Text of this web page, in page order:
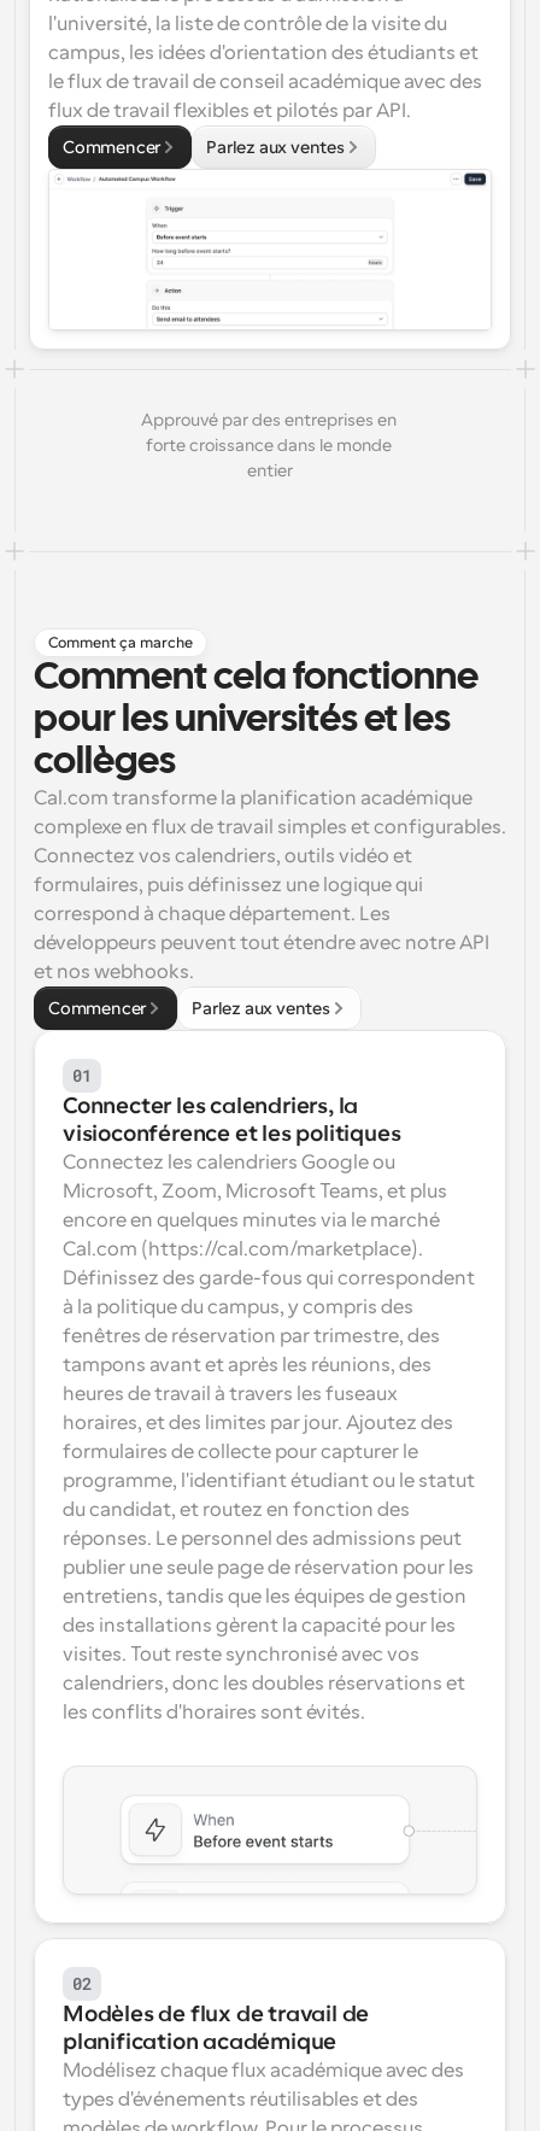
Solutions de planification de niveau entreprise
Par cas
d'utilisation
Recrutement
humaines
Soutien
Programmation surpuissante avec des appels
alimentés par l'IA
Créez vos propres intégrations avec notre API publique
Composants de planification
Utilisez nos atomes React pour ajouter la planification à
votre application.
Créer un client OAuth
Intégrez Cal.com en utilisant OAuth
conception d’interfaces utilisateur
App Store
Intégrez-vous à vos applications préférées
Événements Collectifs
Planifier des événements avec plusieurs participants
Documents d'aide
Besoin d'en savoir plus sur notre système ? Consultez la
documentation d'aide.
Planifiez des congés facilement
Blog
Restez à jour avec les dernières nouvelles et mises à
Réunions instantanées
Rencontrez des clients en quelques minutes
Liens de groupe dynamique
Réservez facilement des réunions avec plusieurs
personnes
Webhooks
Soyez informé lorsque quelque chose se passe
l'université, la liste de contrôle de la visite du
campus, les idées d'orientation des étudiants et
le flux de travail de conseil académique avec des
flux de travail flexibles et pilotés par API.
Commencer Parlez aux ventes
Approuvé par des entreprises en
forte croissance dans le monde
entier
Comment ça marche
Comment cela fonctionne
pour les universités et les
collèges
Cal.com transforme la planification académique
complexe en flux de travail simples et configurables.
Connectez vos calendriers, outils vidéo et
formulaires, puis définissez une logique qui
correspond à chaque département. Les
développeurs peuvent tout étendre avec notre API
et nos webhooks.
Commencer Parlez aux ventes
01
Connecter les calendriers, la
visioconférence et les politiques
Connectez les calendriers Google ou
Microsoft, Zoom, Microsoft Teams, et plus
encore en quelques minutes via le marché
Cal.com (https://cal.com/marketplace).
Définissez des garde-fous qui correspondent
à la politique du campus, y compris des
fenêtres de réservation par trimestre, des
tampons avant et après les réunions, des
heures de travail à travers les fuseaux
horaires, et des limites par jour. Ajoutez des
formulaires de collecte pour capturer le
programme, l'identifiant étudiant ou le statut
du candidat, et routez en fonction des
réponses. Le personnel des admissions peut
publier une seule page de réservation pour les
entretiens, tandis que les équipes de gestion
des installations gèrent la capacité pour les
visites. Tout reste synchronisé avec vos
calendriers, donc les doubles réservations et
les conflits d'horaires sont évités.
02
Modèles de flux de travail de
planification académique
Modélisez chaque flux académique avec des
types d'événements réutilisables et des